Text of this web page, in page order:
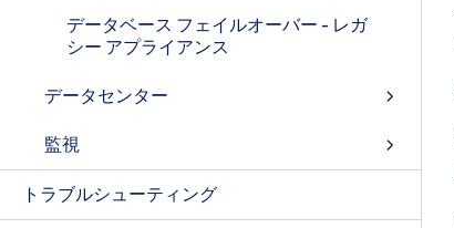
データベース フェイルオーバー - レガ
シー アプライアンス
データセンター
監視
トラブルシューティング